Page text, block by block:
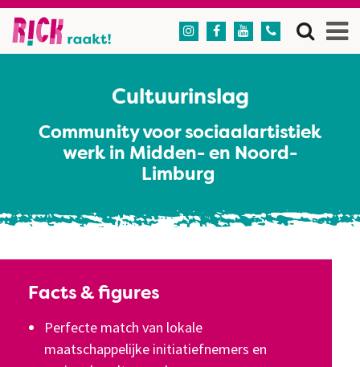
   
Cultuurinslag
Community voor sociaalartistiek
werk in Midden- en Noord-
Limburg
Facts & figures
Perfecte match van lokale
maatschappelijke initiatiefnemers en